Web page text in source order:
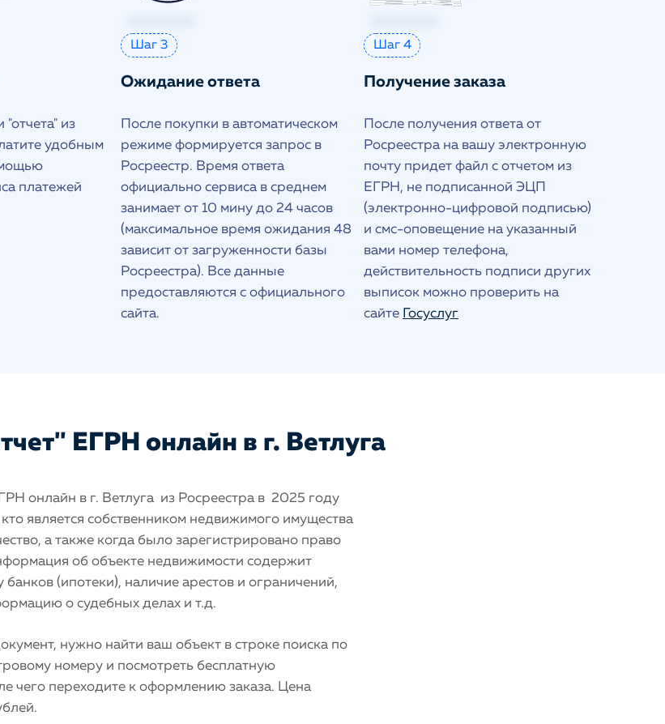
из
удобным
платежей
Шаг 3
Ожидание ответа
После покупки в автоматическом
режиме формируется запрос в
Росреестр. Время ответа
официально сервиса в среднем
занимает от 10 мину до 24 часов
(максимальное время ожидания 48
зависит от загруженности базы
Росреестра). Все данные
предоставляются с официального
сайта.
Шаг 4
Получение заказа
После получения ответа от
Росреестра на вашу электронную
почту придет файл с отчетом из
ЕГРН, не подписанной ЭЦП
(электронно-цифровой подписью)
и смс-оповещение на указанный
вами номер телефона,
действительность подписи других
выписок можно проверить на
сайте Госуслуг
ЕГРН онлайн в г. Ветлуга
онлайн в г. Ветлуга из Росреестра в 2025 году
кто является собственником недвижимого имущества
а также когда было зарегистрировано право
об объекте недвижимости содержит
банков (ипотеки), наличие арестов и ограничений,
о судебных делах и т.д.
нужно найти ваш объект в строке поиска по
номеру и посмотреть бесплатную
чего переходите к оформлению заказа. Цена